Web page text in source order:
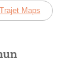
Trajet Maps